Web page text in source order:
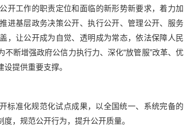
开工作的职责定位和面临的新形势新要求，着力加
进基层政务决策公开、执行公开、管理公开、服务
，让公开成为自觉、透明成为常态，依法保障人民
断增强政府公信力执行力、深化“放管服”改革、优
提供重要支撑。
标准化规范化试点成果，以全国统一、系统完备的
，规范公开行为，提升公开质量。